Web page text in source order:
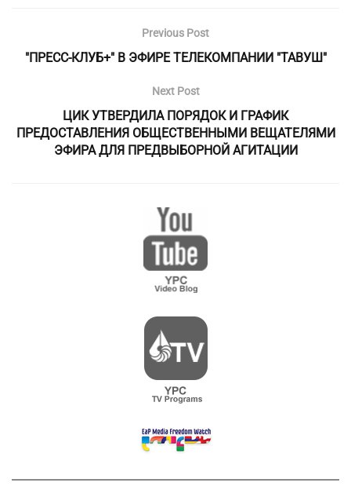
Previous Post
"ПРЕСС-КЛУБ+" В ЭФИРЕ ТЕЛЕКОМПАНИИ "ТАВУШ"
Next Post
ЦИК УТВЕРДИЛА ПОРЯДОК И ГРАФИК
ПРЕДОСТАВЛЕНИЯ ОБЩЕСТВЕННЫМИ ВЕЩАТЕЛЯМИ
ЭФИРА ДЛЯ ПРЕДВЫБОРНОЙ АГИТАЦИИ